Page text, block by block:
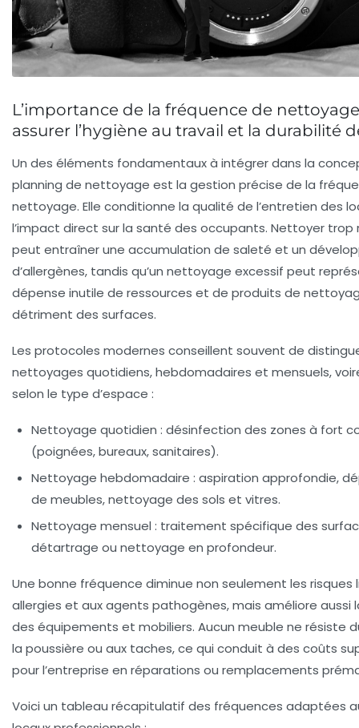
L’importance de la fréquence de
assurer l’hygiène au travail et la durabilité
Un des éléments fondamentaux à intégrer dans la
planning de nettoyage est la gestion précise de la
nettoyage. Elle conditionne la qualité de l’entretien des
l’impact direct sur la santé des occupants. Nettoyer trop
peut entraîner une accumulation de saleté et un
d’allergènes, tandis qu’un nettoyage excessif peut
dépense inutile de ressources et de produits de
détriment des surfaces.
Les protocoles modernes conseillent souvent de
nettoyages quotidiens, hebdomadaires et mensuels,
selon le type d’espace :
Nettoyage quotidien : désinfection des zones à fort
(poignées, bureaux, sanitaires).
Nettoyage hebdomadaire : aspiration approfondie,
de meubles, nettoyage des sols et vitres.
Nettoyage mensuel : traitement spécifique des
détartrage ou nettoyage en profondeur.
Une bonne fréquence diminue non seulement les risques
allergies et aux agents pathogènes, mais améliore aussi
des équipements et mobiliers. Aucun meuble ne résiste
la poussière ou aux taches, ce qui conduit à des coûts
pour l’entreprise en réparations ou remplacements
Voici un tableau récapitulatif des fréquences adaptées